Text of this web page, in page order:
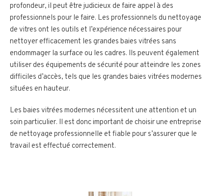
profondeur, il peut être judicieux de faire appel à des
professionnels pour le faire. Les professionnels du nettoyage
de vitres ont les outils et l’expérience nécessaires pour
nettoyer efficacement les grandes baies vitrées sans
endommager la surface ou les cadres. Ils peuvent également
utiliser des équipements de sécurité pour atteindre les zones
difficiles d’accès, tels que les grandes baies vitrées modernes
situées en hauteur.
Les baies vitrées modernes nécessitent une attention et un
soin particulier. Il est donc important de choisir une entreprise
de nettoyage professionnelle et fiable pour s’assurer que le
travail est effectué correctement.